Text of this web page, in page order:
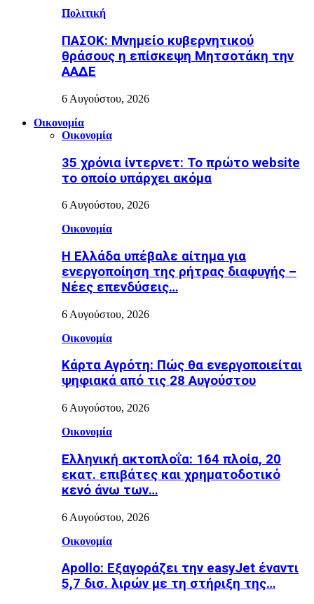
Πολιτική
ΠΑΣΟΚ: Μνημείο κυβερνητικού
θράσους η επίσκεψη Μητσοτάκη την
ΑΑΔΕ
6 Αυγούστου, 2026
Οικονομία
Οικονομία
35 χρόνια ίντερνετ: Το πρώτο website
το οποίο υπάρχει ακόμα
6 Αυγούστου, 2026
Οικονομία
Η Ελλάδα υπέβαλε αίτημα για
ενεργοποίηση της ρήτρας διαφυγής –
Νέες επενδύσεις…
6 Αυγούστου, 2026
Οικονομία
Κάρτα Αγρότη: Πώς θα ενεργοποιείται
ψηφιακά από τις 28 Αυγούστου
6 Αυγούστου, 2026
Οικονομία
Ελληνική ακτοπλοΐα: 164 πλοία, 20
εκατ. επιβάτες και χρηματοδοτικό
κενό άνω των…
6 Αυγούστου, 2026
Οικονομία
Apollo: Εξαγοράζει την easyJet έναντι
5,7 δισ. λιρών με τη στήριξη της…